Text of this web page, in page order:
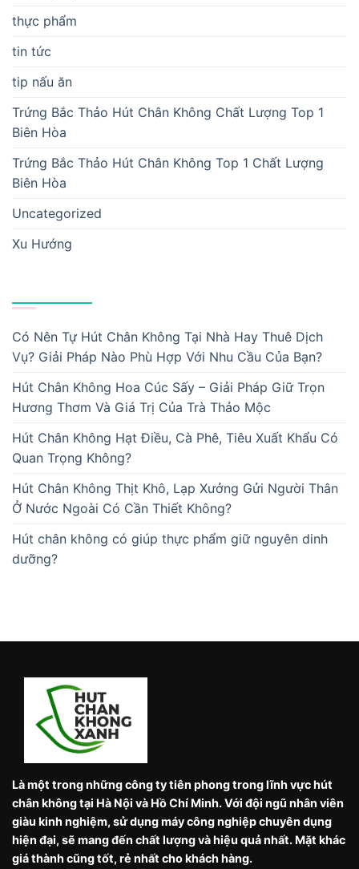
thực phẩm
tin tức
tip nấu ăn
Trứng Bắc Thảo Hút Chân Không Chất Lượng Top 1
Biên Hòa
Trứng Bắc Thảo Hút Chân Không Top 1 Chất Lượng
Biên Hòa
Uncategorized
Xu Hướng
Có Nên Tự Hút Chân Không Tại Nhà Hay Thuê Dịch
Vụ? Giải Pháp Nào Phù Hợp Với Nhu Cầu Của Bạn?
Hút Chân Không Hoa Cúc Sấy – Giải Pháp Giữ Trọn
Hương Thơm Và Giá Trị Của Trà Thảo Mộc
Hút Chân Không Hạt Điều, Cà Phê, Tiêu Xuất Khẩu Có
Quan Trọng Không?
Hút Chân Không Thịt Khô, Lạp Xưởng Gửi Người Thân
Ở Nước Ngoài Có Cần Thiết Không?
Hút chân không có giúp thực phẩm giữ nguyên dinh
dưỡng?
Là một trong những công ty tiên phong trong lĩnh vực hút
chân không tại Hà Nội và Hồ Chí Minh. Với đội ngũ nhân viên
giàu kinh nghiệm, sử dụng máy công nghiệp chuyên dụng
hiện đại, sẽ mang đến chất lượng và hiệu quả nhất. Mặt khác
giá thành cũng tốt, rẻ nhất cho khách hàng.